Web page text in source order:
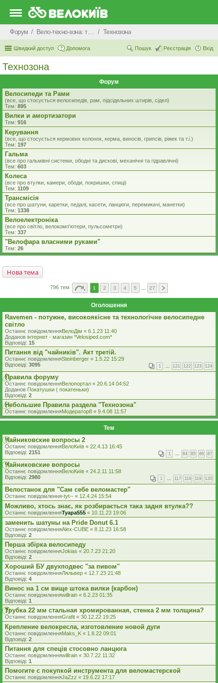
Форум Вело-техно-зона: технічні питання та консультації Технозона
Швидкий доступ Допомога Вхід
Реєстрація
Пошук
Технозона
Форум
Велосипеди та Рами
(все, що стосується велосипедів, рам, підсідельних штирів, сідел)
Тем: 895
Вилки и амортизатори
Тем: 916
Керування
(все, що стосується кермових колонок, керма, виносів, грипсів, ріжек та т.і.)
Тем: 197
Гальма
(все про гальмівні системи, ободні та дискові, механічні та гідравлічні)
Тем: 603
Колеса
(все про втулки, камери, ободи, покришки, спиці)
Тем: 1109
Трансмісія
(все про шатуни, каретки, педалі, касети, ланцюги, перемикачі, манетки)
Тем: 1338
Велоелектроніка
(все про світло, велокомп'ютери, пульсометри)
Тем: 337
"Велофара власними руками"
Тем: 26
Нова тема
796 тем 1 2 3 4 5 27
Оголошення
Ravemen - потужне, високоякісне та технологічне велосипедне
світло
Останнє повідомленняВелоДім « 6.1.23 11:40
Доданов iнтернет - магазин *Velosiped.com*
Відповіді: 15
Питання від "чайників". Акт третій.
Останнє повідомленняSteinberger « 1.5.22 15:29
Відповіді: 3095 1 … 121 122 123 124
Правила форуму
Останнє повідомленняВелопортал « 20.6.14 04:52
Доданов Покатушки ( покатеньки)
Відповіді: 2
Небольшие Правила раздела "Технозона"
Останнє повідомленняМодератор8 « 9.4.08 11:57
Тем
Чайниковские вопросы 2
Останнє повідомленняВелоКиїв « 22.4.13 16:45
Відповіді: 2151 1 … 84 85 86 87
Чайниковские вопросы
Останнє повідомленняВелоКиїв « 24.2.11 11:58
Відповіді: 2980 1 … 117 118 119 120
Велостанок для "Сам себе веломастер"
Останнє повідомлення-tyt-- « 12.4.24 15:54
Можливо, хтось знає, як розбирається така задня втулка??
Останнє повідомленняTyapa555 « 10.11.23 19:06
заменить шатуны на Pride Donut 6.1
Останнє повідомленняAlex-CUBE « 8.11.23 16:58
Відповіді: 2
Перша збірка велосипеду
Останнє повідомленняJokias « 20.7.23 21:20
Відповіді: 2
Хороший БУ двухподвес "за пивом"
Останнє повідомленняЛяльвер « 12.7.23 21:48
Відповіді: 4
Винос на 1 см вище штока вилки (карбон)
Останнє повідомленняwillrain « 6.2.23 01:35
Відповіді: 1
Трубка 22 мм стальная хромированная, стенка 2 мм толщина?
Останнє повідомленняGrafit « 30.12.22 19:25
Крепление велокресла, изготовление новой дуги
Останнє повідомленняMaks_K « 1.8.22 09:01
Відповіді: 2
Питання для спеців стосовно ланцюга
Останнє повідомленняwillrain « 30.7.22 11:32
Відповіді: 1
Помогите с покупкой инструмента для веломастерской
Останнє повідомленняJaZzz « 19.6.22 17:17